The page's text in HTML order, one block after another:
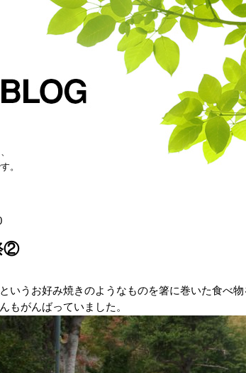
。
②
いうお好み焼きのようなものを箸に巻いた食べ物
もがんばっていました。